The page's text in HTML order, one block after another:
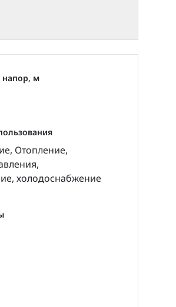
м
Отопление,
холодоснабжение